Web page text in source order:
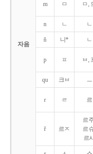
자음
m ㅁ ㅁ,
n ㄴ ㄴ
ň 니* ㄴ
p ㅍ ㅂ,
qu 크ㅂ ㅡ
r ㄹ 르
ř 르ㅈ
르
르
르시